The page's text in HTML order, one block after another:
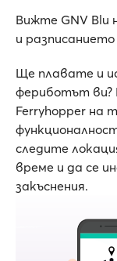
Вижте GNV Blu
и
Ще плавате и
фериботът ви?
Ferryhopper на
следите
време и да се
закъснения.